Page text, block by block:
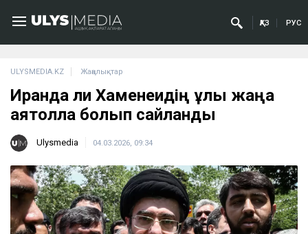
ҚАЗ РУС
ULYSMEDIA.KZ Жаңалықтар
Иранда Әли Хаменеидің ұлы жаңа
аятолла болып сайланды
Ulysmedia 04.03.2026, 09:34